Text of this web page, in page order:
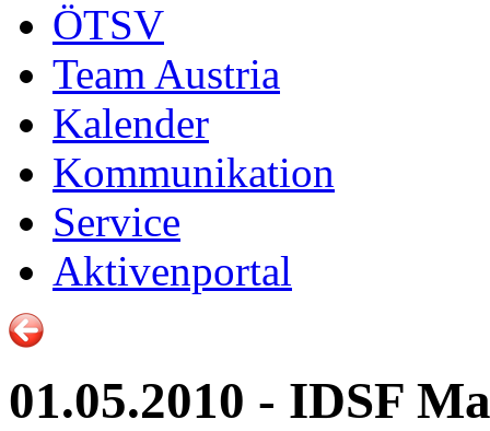
ÖTSV
Team Austria
Kalender
Kommunikation
Service
Aktivenportal
01.05.2010 - IDSF